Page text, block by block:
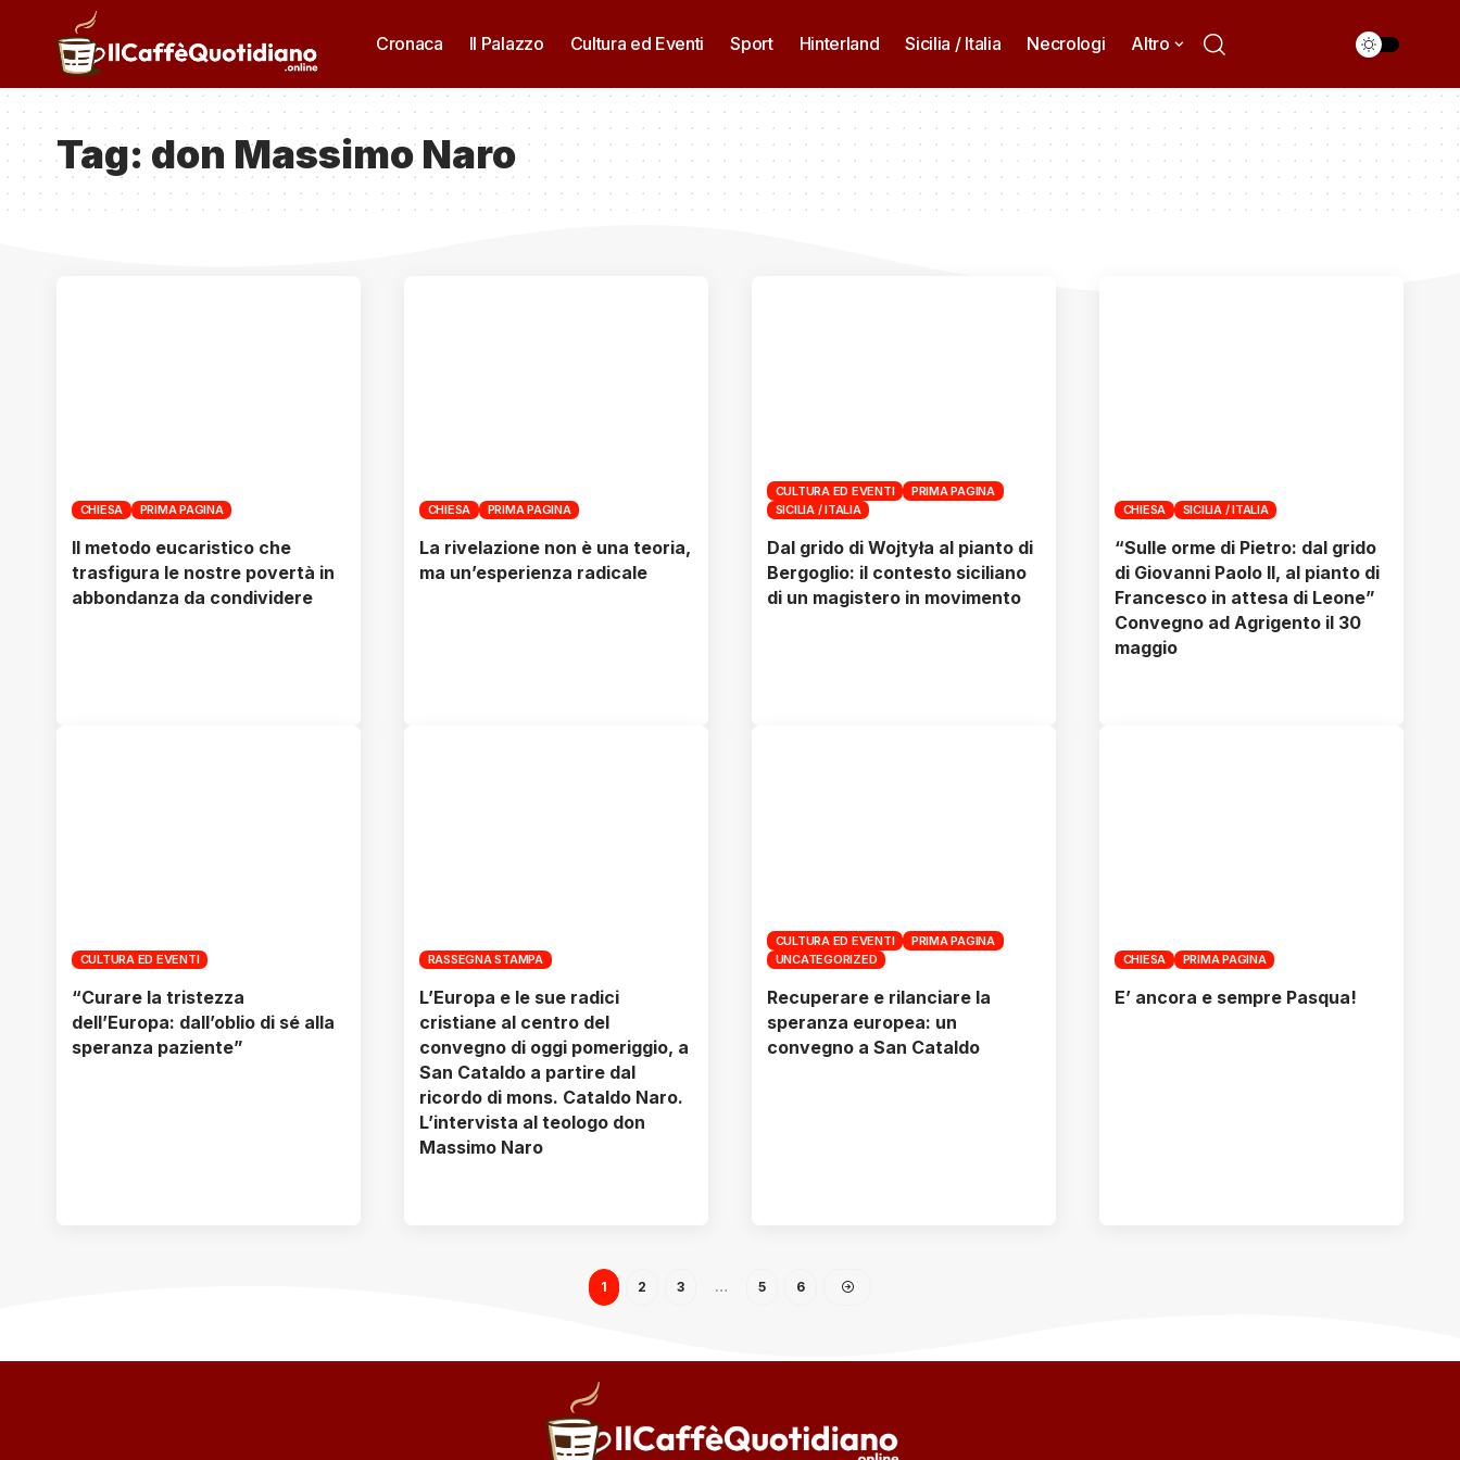
Cronaca Il Palazzo Cultura ed Eventi Sport Hinterland Sicilia / Italia Necrologi Altro
Tag: don Massimo Naro
CHIESA PRIMA PAGINA
Il metodo eucaristico che
trasfigura le nostre povertà in
abbondanza da condividere
CHIESA PRIMA PAGINA
La rivelazione non è una teoria,
ma un’esperienza radicale
CULTURA ED EVENTI
PRIMA PAGINA
SICILIA / ITALIA
Dal grido di Wojtyła al pianto di
Bergoglio: il contesto siciliano
di un magistero in movimento
CHIESA SICILIA / ITALIA
“Sulle orme di Pietro: dal grido
di Giovanni Paolo II, al pianto di
Francesco in attesa di Leone”
Convegno ad Agrigento il 30
maggio
CULTURA ED EVENTI
“Curare la tristezza
dell’Europa: dall’oblio di sé alla
speranza paziente”
RASSEGNA STAMPA
L’Europa e le sue radici
cristiane al centro del
convegno di oggi pomeriggio, a
San Cataldo a partire dal
ricordo di mons. Cataldo Naro.
L’intervista al teologo don
Massimo Naro
CULTURA ED EVENTI
PRIMA PAGINA
UNCATEGORIZED
Recuperare e rilanciare la
speranza europea: un
convegno a San Cataldo
CHIESA PRIMA PAGINA
E’ ancora e sempre Pasqua!
1 2 3 … 5 6